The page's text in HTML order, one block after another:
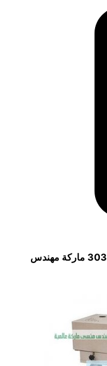
موديل 303 ماركة مهندس